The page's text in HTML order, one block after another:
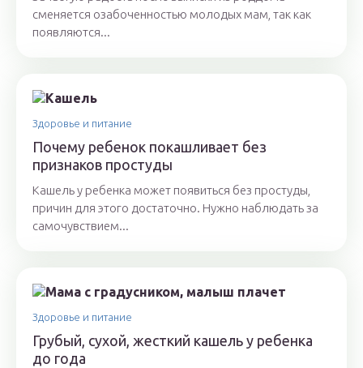
сменяется озабоченностью молодых мам, так как
появляются...
Здоровье и питание
Почему ребенок покашливает без
признаков простуды
Кашель у ребенка может появиться без простуды,
причин для этого достаточно. Нужно наблюдать за
самочувствием...
Здоровье и питание
Грубый, сухой, жесткий кашель у ребенка
до года